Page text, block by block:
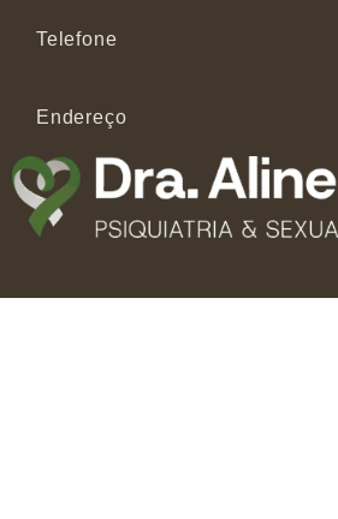
Telefone
Endereço